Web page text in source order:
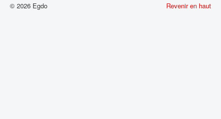
Revenir en haut
© 2026 Egdo